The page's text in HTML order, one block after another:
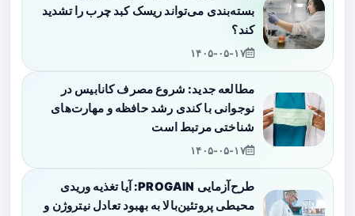
بسته‌بندی می‌تواند ریسک کبد چرب را تشدید
کند؟
۱۴۰۵-۰۵-۱۷
مطالعه جدید: شروع مصرف کانابیس در
نوجوانی با کندی رشد حافظه و مهارت‌های
شناختی مرتبط است
۱۴۰۵-۰۵-۱۷
طرح‌آزمایی PROGAIN: آیا تغذیه وریدی
محیطی پروتئین‌بالا به بهبود تعادل نیتروژن و